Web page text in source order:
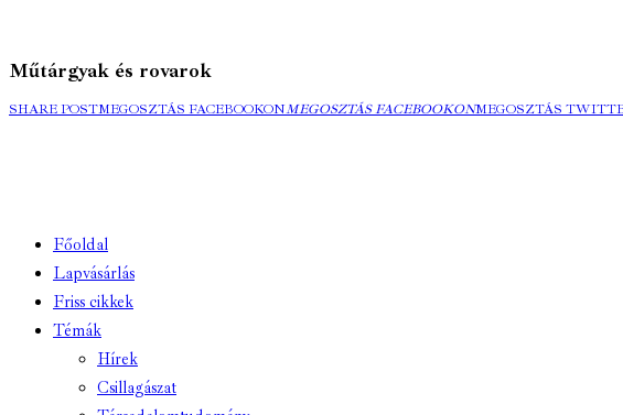
Műtárgyak és rovarok
SHARE POSTMEGOSZTÁS FACEBOOKONMEGOSZTÁS FACEBOOKONMEGOSZTÁS
Főoldal
Lapvásárlás
Friss cikkek
Témák
Hírek
Csillagászat